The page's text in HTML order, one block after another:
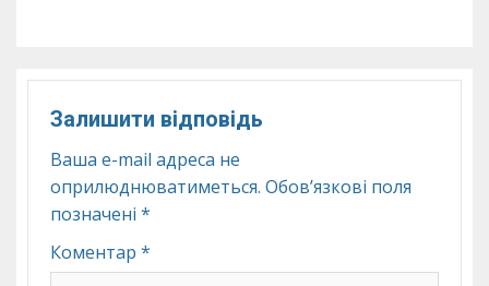
Залишити відповідь
Ваша e-mail адреса не
оприлюднюватиметься. Обов’язкові поля
позначені *
Коментар *